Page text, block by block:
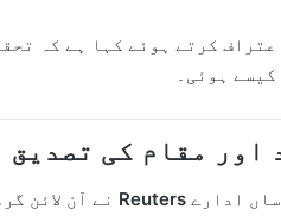
کرتے ہوئے کہا ہے کہ
ہوئی۔
اور مقام کی تصدیق
ادارے Reuters نے آن لائن